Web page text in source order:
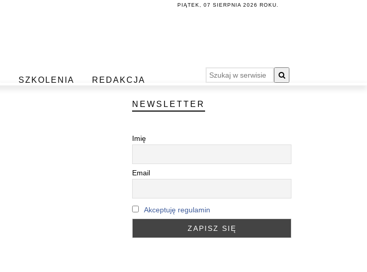
PIĄTEK, 07 SIERPNIA 2026 ROKU.
SZKOLENIA REDAKCJA
NEWSLETTER
Imię
Email
Akceptuję regulamin